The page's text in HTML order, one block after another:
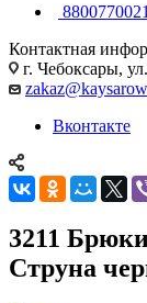
Контактная
г. Чебоксары,
Вконтакте
3211
Струна